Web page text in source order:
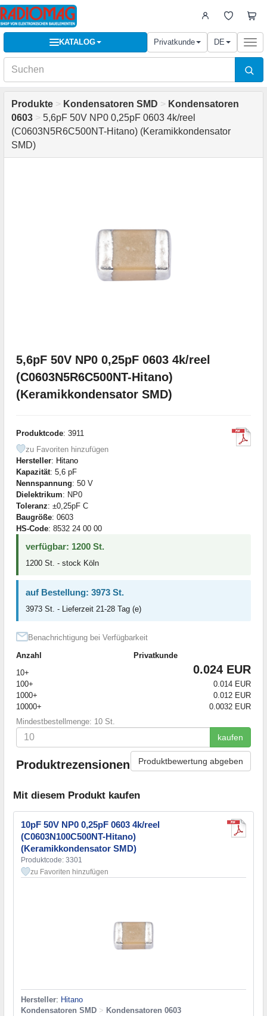
KATALOG Privatkunde DE
Produkte > Kondensatoren SMD > Kondensatoren
0603 > 5,6pF 50V NP0 0,25pF 0603 4k/reel
(C0603N5R6C500NT-Hitano) (Keramikkondensator
SMD)
5,6pF 50V NP0 0,25pF 0603 4k/reel
(C0603N5R6C500NT-Hitano)
(Keramikkondensator SMD)
Produktcode: 3911
zu Favoriten hinzufügen
Hersteller: Hitano
Kapazität: 5,6 pF
Nennspannung: 50 V
Dielektrikum: NP0
Toleranz: ±0,25pF C
Baugröße: 0603
HS-Code: 8532 24 00 00
verfügbar: 1200 St.
1200 St. - stock Köln
auf Bestellung: 3973 St.
3973 St. - Lieferzeit 21-28 Tag (e)
Benachrichtigung bei Verfügbarkeit
Anzahl
Privatkunde
10+
0.024 EUR
100+
0.014 EUR
1000+
0.012 EUR
10000+
0.0032 EUR
Mindestbestellmenge: 10 St.
kaufen
Produktrezensionen Produktbewertung abgeben
Mit diesem Produkt kaufen
10pF 50V NP0 0,25pF 0603 4k/reel
(C0603N100C500NT-Hitano)
(Keramikkondensator SMD)
Produktcode: 3301
zu Favoriten hinzufügen
Hersteller: Hitano
Kondensatoren SMD > Kondensatoren 0603